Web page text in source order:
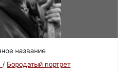
название
/ Бородатый портрет